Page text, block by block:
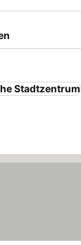
Stadtzentrum